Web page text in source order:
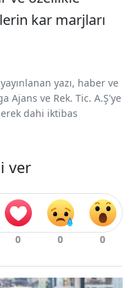
kar marjları
yazı, haber ve
Ajans ve Rek. Tic. A.Ş'ye
dahi iktibas
ver